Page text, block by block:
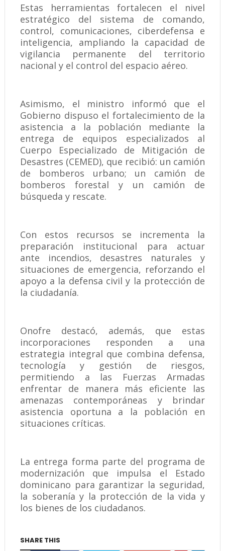
Estas herramientas fortalecen el nivel
estratégico del sistema de comando,
control, comunicaciones, ciberdefensa e
inteligencia, ampliando la capacidad de
vigilancia permanente del territorio
nacional y el control del espacio aéreo.
Asimismo, el ministro informó que el
Gobierno dispuso el fortalecimiento de la
asistencia a la población mediante la
entrega de equipos especializados al
Cuerpo Especializado de Mitigación de
Desastres (CEMED), que recibió: un camión
de bomberos urbano; un camión de
bomberos forestal y un camión de
búsqueda y rescate.
Con estos recursos se incrementa la
preparación institucional para actuar
ante incendios, desastres naturales y
situaciones de emergencia, reforzando el
apoyo a la defensa civil y la protección de
la ciudadanía.
Onofre destacó, además, que estas
incorporaciones responden a una
estrategia integral que combina defensa,
tecnología y gestión de riesgos,
permitiendo a las Fuerzas Armadas
enfrentar de manera más eficiente las
amenazas contemporáneas y brindar
asistencia oportuna a la población en
situaciones críticas.
La entrega forma parte del programa de
modernización que impulsa el Estado
dominicano para garantizar la seguridad,
la soberanía y la protección de la vida y
los bienes de los ciudadanos.
SHARE THIS